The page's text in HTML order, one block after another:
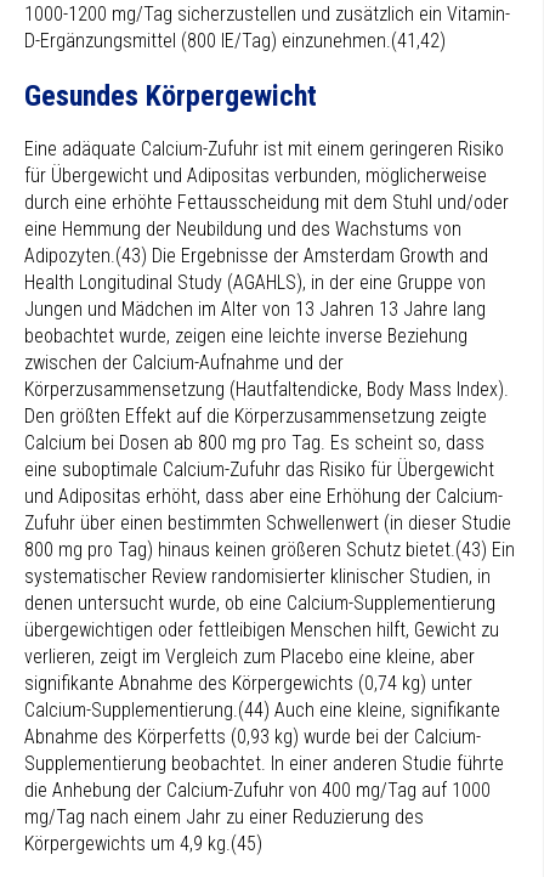
1000-1200 mg/Tag sicherzustellen und zusätzlich ein Vitamin-
D-Ergänzungsmittel (800 IE/Tag) einzunehmen.(41,42)
Gesundes Körpergewicht
Eine adäquate Calcium-Zufuhr ist mit einem geringeren Risiko
für Übergewicht und Adipositas verbunden, möglicherweise
durch eine erhöhte Fettausscheidung mit dem Stuhl und/oder
eine Hemmung der Neubildung und des Wachstums von
Adipozyten.(43) Die Ergebnisse der Amsterdam Growth and
Health Longitudinal Study (AGAHLS), in der eine Gruppe von
Jungen und Mädchen im Alter von 13 Jahren 13 Jahre lang
beobachtet wurde, zeigen eine leichte inverse Beziehung
zwischen der Calcium-Aufnahme und der
Körperzusammensetzung (Hautfaltendicke, Body Mass Index).
Den größten Effekt auf die Körperzusammensetzung zeigte
Calcium bei Dosen ab 800 mg pro Tag. Es scheint so, dass
eine suboptimale Calcium-Zufuhr das Risiko für Übergewicht
und Adipositas erhöht, dass aber eine Erhöhung der Calcium-
Zufuhr über einen bestimmten Schwellenwert (in dieser Studie
800 mg pro Tag) hinaus keinen größeren Schutz bietet.(43) Ein
systematischer Review randomisierter klinischer Studien, in
denen untersucht wurde, ob eine Calcium-Supplementierung
übergewichtigen oder fettleibigen Menschen hilft, Gewicht zu
verlieren, zeigt im Vergleich zum Placebo eine kleine, aber
signifikante Abnahme des Körpergewichts (0,74 kg) unter
Calcium-Supplementierung.(44) Auch eine kleine, signifikante
Abnahme des Körperfetts (0,93 kg) wurde bei der Calcium-
Supplementierung beobachtet. In einer anderen Studie führte
die Anhebung der Calcium-Zufuhr von 400 mg/Tag auf 1000
mg/Tag nach einem Jahr zu einer Reduzierung des
Körpergewichts um 4,9 kg.(45)